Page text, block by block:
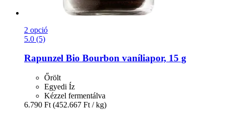
2 opció
5.0 (5)
Rapunzel Bio Bourbon vaníliapor, 15 g
Őrölt
Egyedi Íz
Kézzel fermentálva
6.790 Ft (452.667 Ft / kg)